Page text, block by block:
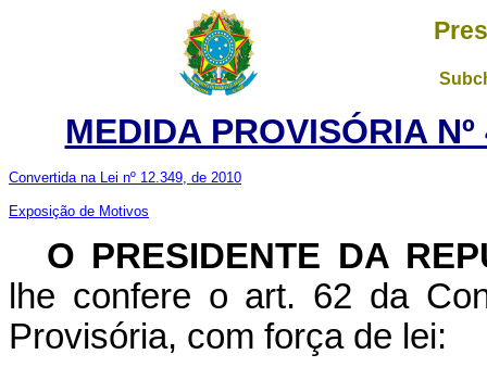
MEDIDA PROVISÓRIA
Convertida na Lei nº 12.349, de 2010
Exposição de Motivos
O PRESIDENTE DA
lhe confere o art. 62 da
Provisória, com força de lei: